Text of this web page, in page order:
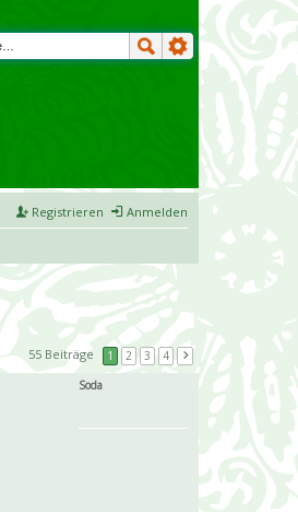
Anmelden
Registrieren
55 Beiträge 1 2 3
4
Soda